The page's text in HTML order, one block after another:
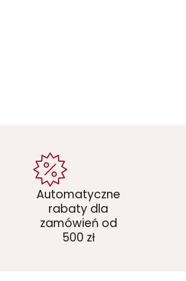
Automatyczne
rabaty dla
zamówień od
500 zł